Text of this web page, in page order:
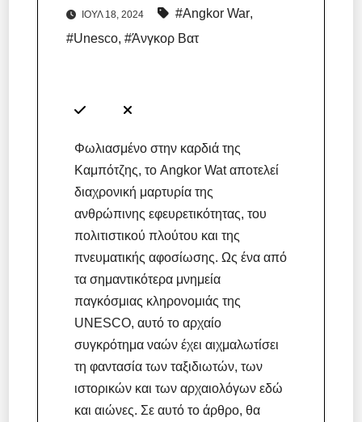
ΙΟΎΛ 18, 2024 #Angkor War,
#Unesco,#Άνγκορ Βατ
Φωλιασμένο στην καρδιά της
Καμπότζης, το Angkor Wat αποτελεί
διαχρονική μαρτυρία της
ανθρώπινης εφευρετικότητας, του
πολιτιστικού πλούτου και της
πνευματικής αφοσίωσης. Ως ένα από
τα σημαντικότερα μνημεία
παγκόσμιας κληρονομιάς της
UNESCO, αυτό το αρχαίο
συγκρότημα ναών έχει αιχμαλωτίσει
τη φαντασία των ταξιδιωτών, των
ιστορικών και των αρχαιολόγων εδώ
και αιώνες. Σε αυτό το άρθρο, θα